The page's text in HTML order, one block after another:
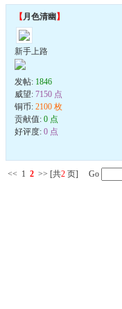
【月色清幽 】
新手上路
发帖: 1846
威望: 7150 点
铜币: 2100 枚
贡献值: 0 点
好评度: 0 点
<< 1 2 >> [共2 页] Go